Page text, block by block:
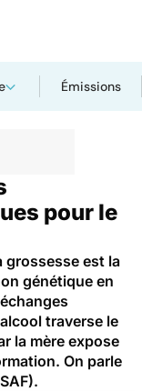
Émissions
pour le
grossesse est la
génétique en
traverse le
la mère expose
On parle